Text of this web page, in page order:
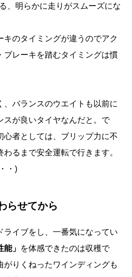
、明らかに走りがスムーズにな
キのタイミングが違うのでアク
ブレーキを踏むタイミングは慣
、バランスのウエイトも以前に
スが良いタイヤなんだと。で
心者としては、ブリップ力に不
るまで安全運転で行きます。
・)
らせてから
ライブをし、一番気になってい
」 を体感できたのは収穫で
がりくねったワインディングも